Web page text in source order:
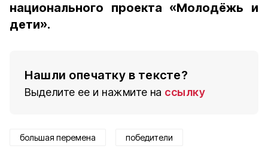
национального проекта «Молодёжь и
дети».
Нашли опечатку в тексте?
Выделите ее и нажмите на ссылку
большая перемена победители